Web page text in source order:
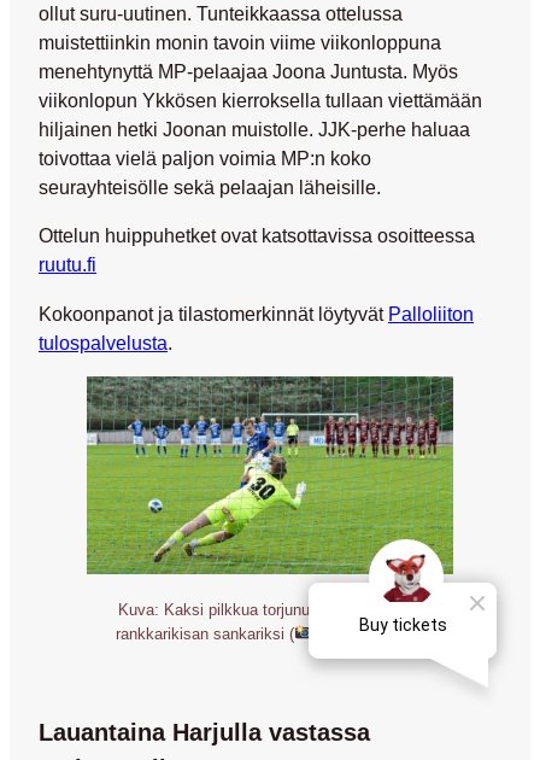
ollut suru-uutinen. Tunteikkaassa ottelussa
muistettiinkin monin tavoin viime viikonloppuna
menehtynyttä MP-pelaajaa Joona Juntusta. Myös
viikonlopun Ykkösen kierroksella tullaan viettämään
hiljainen hetki Joonan muistolle. JJK-perhe haluaa
toivottaa vielä paljon voimia MP:n koko
seurayhteisölle sekä pelaajan läheisille.
Ottelun huippuhetket ovat katsottavissa osoitteessa
ruutu.fi
Kokoonpanot ja tilastomerkinnät löytyvät Palloliiton
tulospalvelusta
Kuva: Kaksi pilkkua torjunut Kananen nousi
rankkarikisan sankariksi (
Jukka Laitinen)
Lauantaina Harjulla vastassa